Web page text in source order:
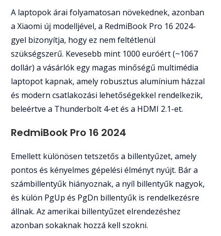
A laptopok árai folyamatosan növekednek, azonban
a Xiaomi új modelljével, a RedmiBook Pro 16 2024-
gyel bizonyítja, hogy ez nem feltétlenül
szükségszerű. Kevesebb mint 1000 euróért (~1067
dollár) a vásárlók egy magas minőségű multimédia
laptopot kapnak, amely robusztus alumínium házzal
és modern csatlakozási lehetőségekkel rendelkezik,
beleértve a Thunderbolt 4-et és a HDMI 2.1-et.
RedmiBook Pro 16 2024
Emellett különösen tetszetős a billentyűzet, amely
pontos és kényelmes gépelési élményt nyújt. Bár a
számbillentyűk hiányoznak, a nyíl billentyűk nagyok,
és külön PgUp és PgDn billentyűk is rendelkezésre
állnak. Az amerikai billentyűzet elrendezéshez
azonban sokaknak hozzá kell szokni.